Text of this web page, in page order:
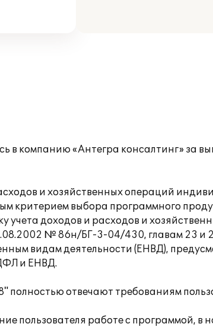
в компанию «Антегра консалтинг» за
и хозяйственных операций
критерием выбора программного
доходов и расходов и
№ 86н/БГ-3-04/430, главам 23 и
видам деятельности (ЕНВД),
и ЕНВД.
отвечают требованиям
пользователя работе с программой, в